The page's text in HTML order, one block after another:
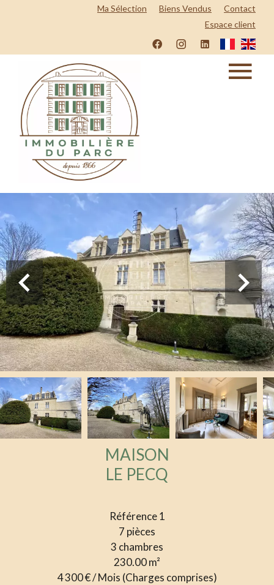
Ma Sélection Biens Vendus
Contact
Espace client
MAISON
LE PECQ
Référence1
7 pièces
3 chambres
230.00m²
4 300 € / Mois (Charges comprises)